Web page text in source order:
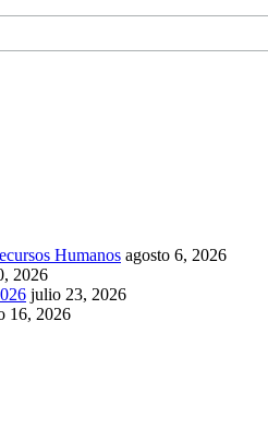
Humanos agosto 6, 2026
2026
julio 23, 2026
16, 2026